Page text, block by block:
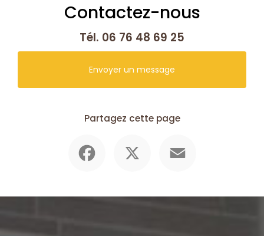
Contactez-nous
Tél. 06 76 48 69 25
Envoyer un message
Partagez cette page